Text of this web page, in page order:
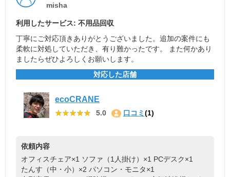
misha
利用したサービス: 不用品回収
丁寧にご対応頂きありがとうございました。追加の案件にも
柔軟に対処していただき、有り難かったです。 また何かあり
ましたらぜひよろしくお願いします。
対応した店舗
ecoCRANE
★★★★★
★★★★★ 5.0 口コミ (1)
依頼内容
オフィスチェア×1 ソファ（1人掛け）×1 PCデスク×1
たんす（中・小）×2 パソコン・モニタ×1